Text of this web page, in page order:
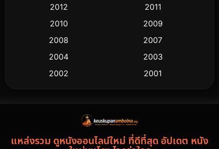
2012
2011
2010
2009
2008
2007
2004
2003
2002
2001
2000
1997
1986
1985
แหล่งรวม ดูหนังออนไลน์ใหม่ ที่ดีที่สุด อัปเดต หนัง